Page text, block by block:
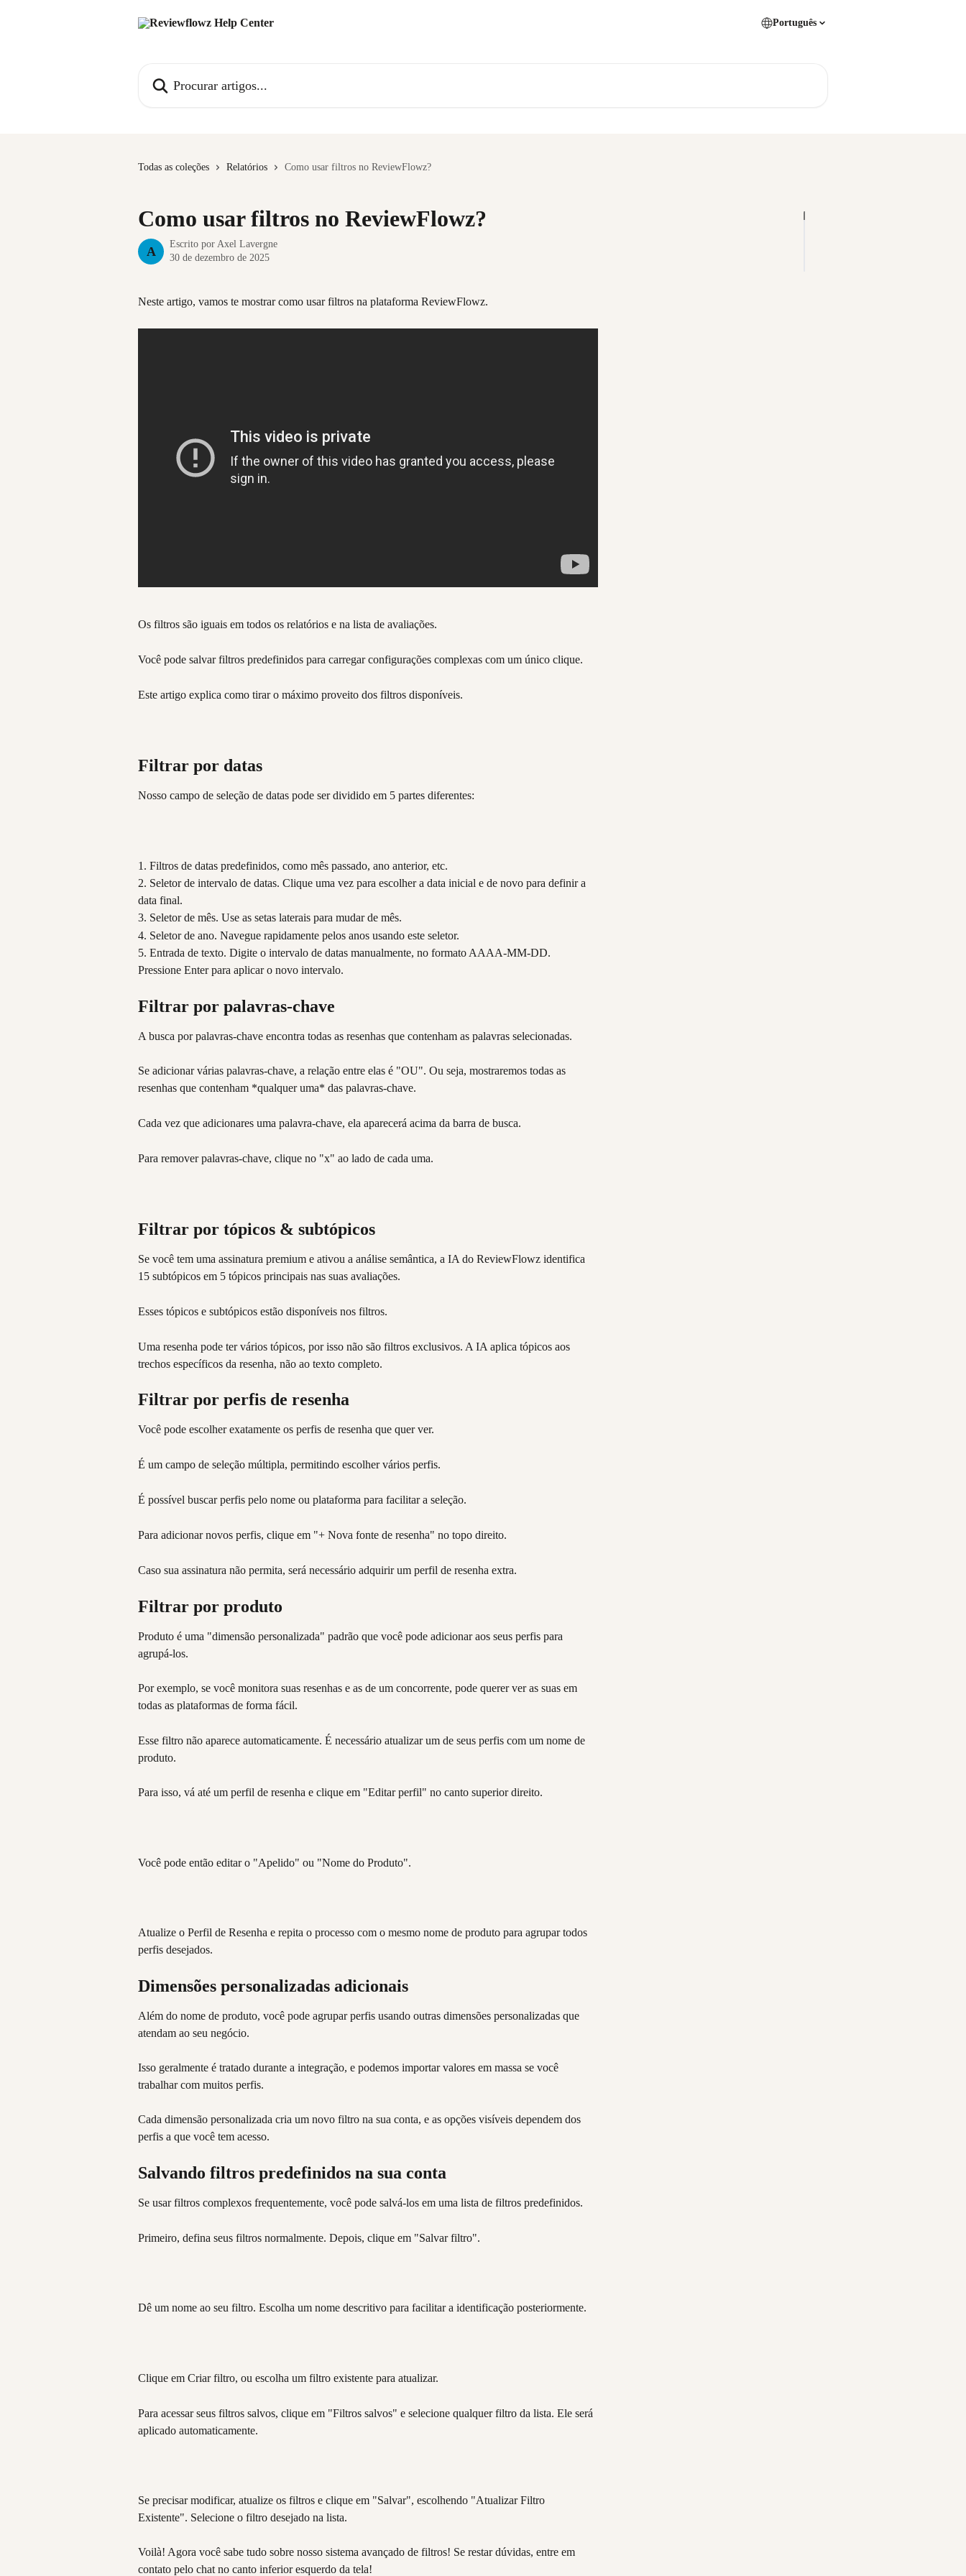
Português
Todas as coleções Relatórios Como usar filtros no ReviewFlowz?
Como usar filtros no ReviewFlowz?
A
Escrito por Axel Lavergne
30 de dezembro de 2025
Neste artigo, vamos te mostrar como usar filtros na plataforma ReviewFlowz.
Os filtros são iguais em todos os relatórios e na lista de avaliações.
Você pode salvar filtros predefinidos para carregar configurações complexas com um único clique.
Este artigo explica como tirar o máximo proveito dos filtros disponíveis.
Filtrar por datas
Nosso campo de seleção de datas pode ser dividido em 5 partes diferentes:
1. Filtros de datas predefinidos, como mês passado, ano anterior, etc.
2. Seletor de intervalo de datas. Clique uma vez para escolher a data inicial e de novo para definir a
data final.
3. Seletor de mês. Use as setas laterais para mudar de mês.
4. Seletor de ano. Navegue rapidamente pelos anos usando este seletor.
5. Entrada de texto. Digite o intervalo de datas manualmente, no formato AAAA-MM-DD.
Pressione Enter para aplicar o novo intervalo.
Filtrar por palavras-chave
A busca por palavras-chave encontra todas as resenhas que contenham as palavras selecionadas.
Se adicionar várias palavras-chave, a relação entre elas é "OU". Ou seja, mostraremos todas as
resenhas que contenham *qualquer uma* das palavras-chave.
Cada vez que adicionares uma palavra-chave, ela aparecerá acima da barra de busca.
Para remover palavras-chave, clique no "x" ao lado de cada uma.
Filtrar por tópicos & subtópicos
Se você tem uma assinatura premium e ativou a análise semântica, a IA do ReviewFlowz identifica
15 subtópicos em 5 tópicos principais nas suas avaliações.
Esses tópicos e subtópicos estão disponíveis nos filtros.
Uma resenha pode ter vários tópicos, por isso não são filtros exclusivos. A IA aplica tópicos aos
trechos específicos da resenha, não ao texto completo.
Filtrar por perfis de resenha
Você pode escolher exatamente os perfis de resenha que quer ver.
É um campo de seleção múltipla, permitindo escolher vários perfis.
É possível buscar perfis pelo nome ou plataforma para facilitar a seleção.
Para adicionar novos perfis, clique em "+ Nova fonte de resenha" no topo direito.
Caso sua assinatura não permita, será necessário adquirir um perfil de resenha extra.
Filtrar por produto
Produto é uma "dimensão personalizada" padrão que você pode adicionar aos seus perfis para
agrupá-los.
Por exemplo, se você monitora suas resenhas e as de um concorrente, pode querer ver as suas em
todas as plataformas de forma fácil.
Esse filtro não aparece automaticamente. É necessário atualizar um de seus perfis com um nome de
produto.
Para isso, vá até um perfil de resenha e clique em "Editar perfil" no canto superior direito.
Você pode então editar o "Apelido" ou "Nome do Produto".
Atualize o Perfil de Resenha e repita o processo com o mesmo nome de produto para agrupar todos
perfis desejados.
Dimensões personalizadas adicionais
Além do nome de produto, você pode agrupar perfis usando outras dimensões personalizadas que
atendam ao seu negócio.
Isso geralmente é tratado durante a integração, e podemos importar valores em massa se você
trabalhar com muitos perfis.
Cada dimensão personalizada cria um novo filtro na sua conta, e as opções visíveis dependem dos
perfis a que você tem acesso.
Salvando filtros predefinidos na sua conta
Se usar filtros complexos frequentemente, você pode salvá-los em uma lista de filtros predefinidos.
Primeiro, defina seus filtros normalmente. Depois, clique em "Salvar filtro".
Dê um nome ao seu filtro. Escolha um nome descritivo para facilitar a identificação posteriormente.
Clique em Criar filtro, ou escolha um filtro existente para atualizar.
Para acessar seus filtros salvos, clique em "Filtros salvos" e selecione qualquer filtro da lista. Ele será
aplicado automaticamente.
Se precisar modificar, atualize os filtros e clique em "Salvar", escolhendo "Atualizar Filtro
Existente". Selecione o filtro desejado na lista.
Voilà! Agora você sabe tudo sobre nosso sistema avançado de filtros! Se restar dúvidas, entre em
contato pelo chat no canto inferior esquerdo da tela!